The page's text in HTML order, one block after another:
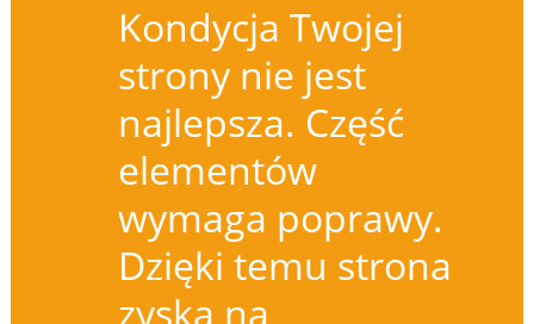
Kondycja Twojej
strony nie jest
najlepsza. Część
elementów
wymaga poprawy.
Dzięki temu strona
zyska na